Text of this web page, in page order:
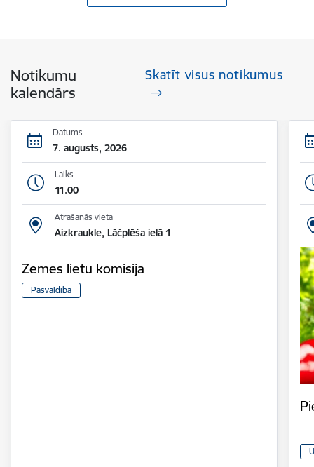
Notikumu
kalendārs
Skatīt visus notikumus
Datums
7. augusts, 2026
Laiks
11.00
Atrašanās vieta
Aizkraukle, Lāčplēša ielā 1
Zemes lietu komisija
Pašvaldība